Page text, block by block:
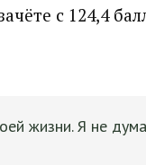
с 124,4
жизни. Я не